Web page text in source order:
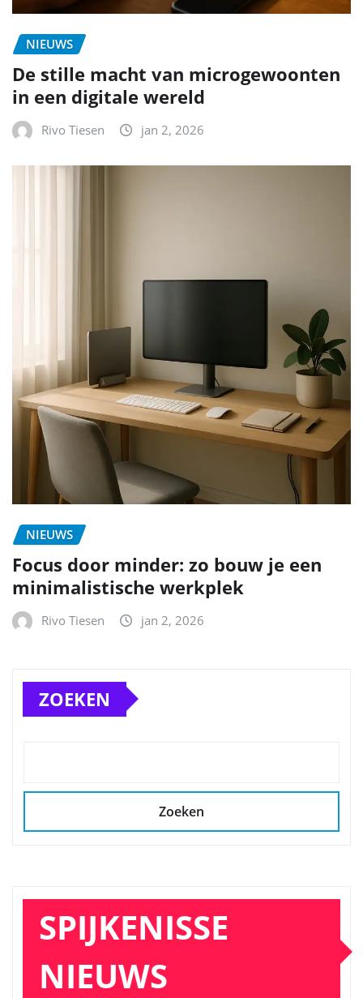
NIEUWS
De stille macht van microgewoonten
in een digitale wereld
Rivo Tiesen jan 2, 2026
NIEUWS
Focus door minder: zo bouw je een
minimalistische werkplek
Rivo Tiesen jan 2, 2026
ZOEKEN
Zoeken
SPIJKENISSE
NIEUWS